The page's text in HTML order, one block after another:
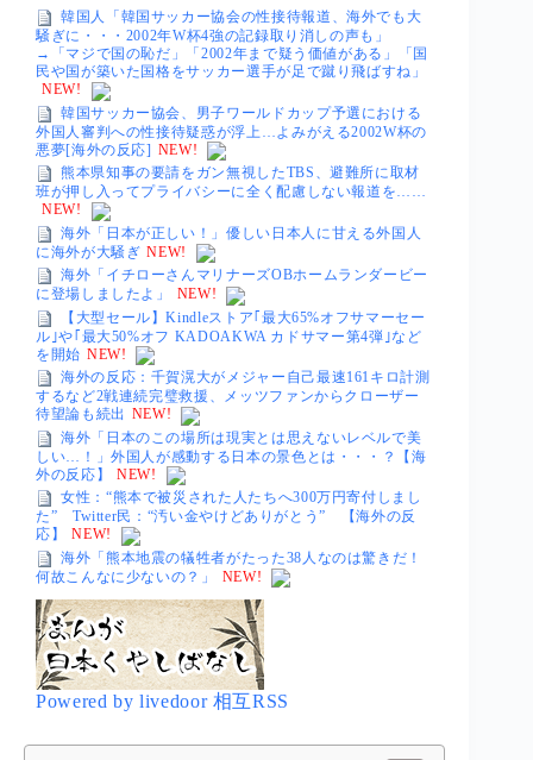
韓国人「韓国サッカー協会の性接待報道、海外でも大
騒ぎに・・・2002年W杯4強の記録取り消しの声も」
→「マジで国の恥だ」「2002年まで疑う価値がある」「国
民や国が築いた国格をサッカー選手が足で蹴り飛ばすね」
NEW!
韓国サッカー協会、男子ワールドカップ予選における
外国人審判への性接待疑惑が浮上…よみがえる2002W杯の
悪夢[海外の反応] NEW!
熊本県知事の要請をガン無視したTBS、避難所に取材
班が押し入ってプライバシーに全く配慮しない報道を……
NEW!
海外「日本が正しい！」優しい日本人に甘える外国人
に海外が大騒ぎ NEW!
海外「イチローさんマリナーズOBホームランダービー
に登場しましたよ」
NEW!
【大型セール】Kindleストア｢最大65%オフサマーセー
ル｣や｢最大50%オフ KADOAKWA カドサマー第4弾｣など
を開始 NEW!
海外の反応：千賀滉大がメジャー自己最速161キロ計測
するなど2戦連続完璧救援、メッツファンからクローザー
待望論も続出 NEW!
海外「日本のこの場所は現実とは思えないレベルで美
しい…！」外国人が感動する日本の景色とは・・・？【海
外の反応】
NEW!
女性：“熊本で被災された人たちへ300万円寄付しまし
た” Twitter民：“汚い金やけどありがとう” 【海外の反
応】
NEW!
海外「熊本地震の犠牲者がたった38人なのは驚きだ！
何故こんなに少ないの？」
NEW!
Powered by livedoor 相互RSS